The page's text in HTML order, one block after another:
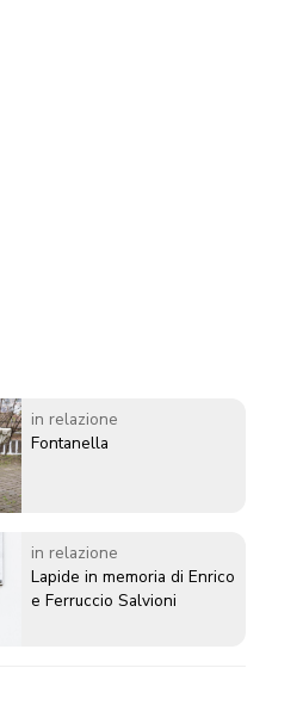
in relazione
Fontanella
in relazione
Lapide in memoria di Enrico
e Ferruccio Salvioni